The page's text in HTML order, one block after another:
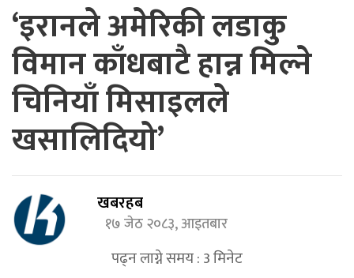
‘इरानले अमेरिकी लडाकु
विमान काँधबाटै हान्न मिल्ने
चिनियाँ मिसाइलले
खसालिदियो’
खबरहब
१७ जेठ २०८३, आइतबार
पढ्न लाग्ने समय :3मिनेट